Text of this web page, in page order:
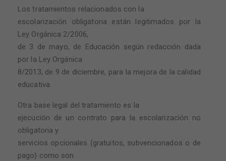
Los tratamientos relacionados con la
escolarización obligatoria están legitimados por la
Ley Orgánica 2/2006,
de 3 de mayo, de Educación según redacción dada
por la Ley Orgánica
8/2013, de 9 de diciembre, para la mejora de la calidad
educativa.
Otra base legal del tratamiento es la
ejecución de un contrato para la escolarización no
obligatoria y
servicios opcionales (gratuitos, subvencionados o de
pago) como son